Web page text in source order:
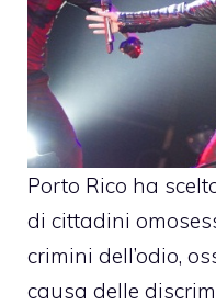
Porto Rico ha
di cittadini
crimini dell’odio,
causa delle